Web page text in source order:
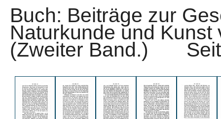
Buch: Beiträge zur
Naturkunde und Kunst
(Zweiter Band.)